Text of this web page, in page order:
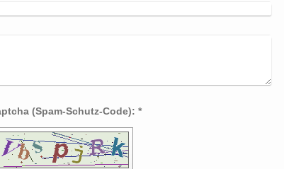
Captcha (Spam-Schutz-Code): *